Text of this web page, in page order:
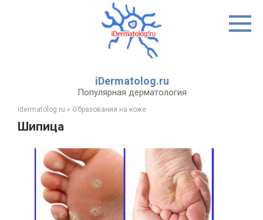
iDermatolog.ru
Популярная дерматология
idermatolog.ru » Образования на коже
Шипица